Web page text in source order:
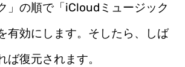
」の順で「iCloudミュージック
有効にします。そしたら、しば
ば復元されます。